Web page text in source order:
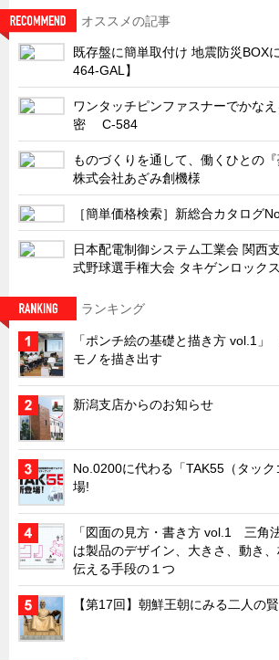
営業、丸ごとフカボリ
Before After
隠れた名品
旬の野菜とタキゲン製品
PICK UP NEWS
ポンチ絵の基礎と描き方
図面の見方・書き方
キャビネット工業会規格「CA300」集中講義
瀧源点回帰
光る技術！未来へのモノづくり
ちょっとユニークなお客様
ビジサスニュース
ECOLOGY NEWS SCRAMBLE
わが街わが支店
支店所在地（歴史探訪）
ニッポン再発見
あれこれWATCH
こんなとき、どう言うの?
４コマ漫画 のんきなのんちゃん
オススメの記事
既存盤に簡単取付け 地震防災BOX
464-GAL】
ワンタッチピンファスナーでかな
密 C-584
ものづくりを通して、働くひとの『
株式会社あざみ創機様
［簡単価格検索］新総合カタログ
日本配電制御システム工業会 関西
式野球選手権大会 タキゲンロック
ランキング
「ポンチ絵の基礎と描き方 vol.1
モノを描き出す
新潟支店からのお知らせ
No.0200に代わる「TAK55（タッ
場!
「図面の見方・書き方 vol.1 三角
は製品のデザイン、大きさ、動き
伝える手段の１つ
【第17回】朝鮮王朝にみる二人の